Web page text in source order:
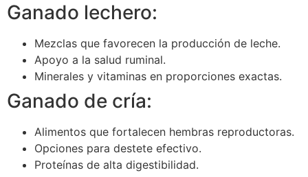
Ganado lechero:
Mezclas que favorecen la producción de leche.
Apoyo a la salud ruminal.
Minerales y vitaminas en proporciones exactas.
Ganado de cría:
Alimentos que fortalecen hembras reproductoras.
Opciones para destete efectivo.
Proteínas de alta digestibilidad.